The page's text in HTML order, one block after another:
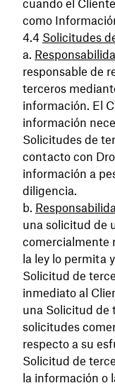
cuando el
como
Solicitudes
responsable de
terceros
información. El
información
Solicitudes de
contacto con
información a
diligencia.
una solicitud de
comercialmente
la ley lo permita
Solicitud de
inmediato al
una Solicitud de
solicitudes
respecto a su
Solicitud de
la información o